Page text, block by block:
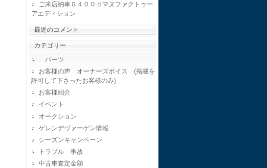
ご来店納車Ｇ４００ｄマヌファクトゥー
アエディション
最近のコメント
カテゴリー
パーツ
お客様の声 オーナーズボイス (掲載を
許可して下さったお客様のみ)
お客様紹介
イベント
オークション
ゲレンデヴァーゲン情報
シーズンキャンペーン
トラブル 事故
中古車査定金額